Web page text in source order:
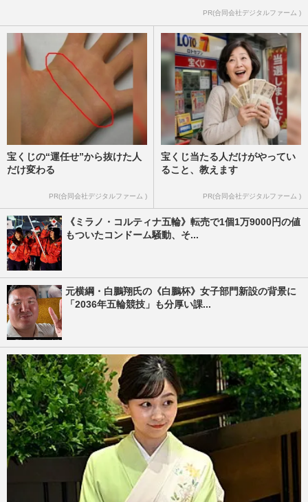
PR(合同会社デジタルファーム )
宝くじの“運任せ”から抜けた人
だけ変わる
PR(合同会社デジタルファーム )
宝くじ当たる人だけがやってい
ること、教えます
PR(合同会社デジタルファーム )
《ミラノ・コルティナ五輪》転売で1個1万9000円の値
もついたコンドーム騒動、そ...
元横綱・白鵬翔氏の《白鵬杯》女子部門新設の背景に
「2036年五輪競技」も分厚い課...